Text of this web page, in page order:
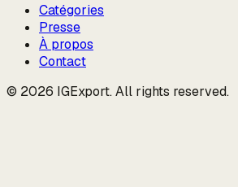
Catégories
Presse
À propos
Contact
© 2026 IGExport. All rights reserved.